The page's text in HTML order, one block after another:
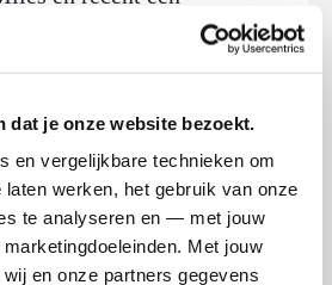
dat je onze website bezoekt.
en vergelijkbare technieken om
werken, het gebruik van onze
te analyseren en — met jouw
Met jouw
en onze partners gegevens
wordt onze
uitdaging, waarvoor we
hard zullen trainen!
wil ik niet alleen de
ook een mooi bedrag
Iedere bijdrage,
helpt in de strijd tegen
enorm gewaardeerd.